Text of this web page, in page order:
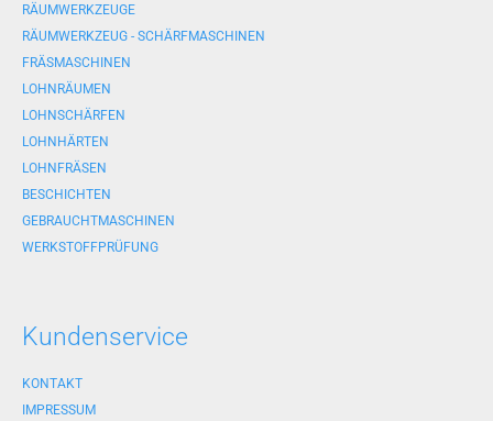
RÄUMWERKZEUGE
RÄUMWERKZEUG - SCHÄRFMASCHINEN
FRÄSMASCHINEN
LOHNRÄUMEN
LOHNSCHÄRFEN
LOHNHÄRTEN
LOHNFRÄSEN
BESCHICHTEN
GEBRAUCHTMASCHINEN
WERKSTOFFPRÜFUNG
Kundenservice
KONTAKT
IMPRESSUM